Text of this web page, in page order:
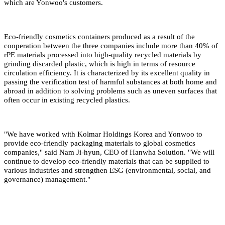
which are Yonwoo's customers.
Eco-friendly cosmetics containers produced as a result of the
cooperation between the three companies include more than 40% of
rPE materials processed into high-quality recycled materials by
grinding discarded plastic, which is high in terms of resource
circulation efficiency. It is characterized by its excellent quality in
passing the verification test of harmful substances at both home and
abroad in addition to solving problems such as uneven surfaces that
often occur in existing recycled plastics.
"We have worked with Kolmar Holdings Korea and Yonwoo to
provide eco-friendly packaging materials to global cosmetics
companies," said Nam Ji-hyun, CEO of Hanwha Solution. "We will
continue to develop eco-friendly materials that can be supplied to
various industries and strengthen ESG (environmental, social, and
governance) management."